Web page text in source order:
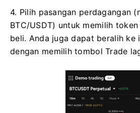
4. Pilih pasangan perdagangan
BTC/USDT) untuk memilih
beli. Anda juga dapat beralih ke
dengan memilih tombol Trade